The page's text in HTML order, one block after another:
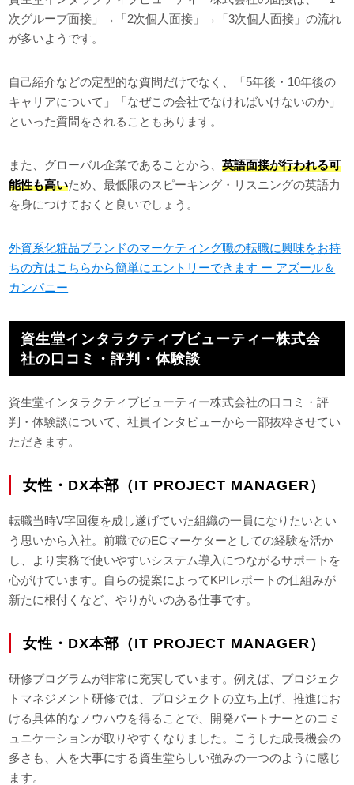
次グループ面接」→「2次個人面接」→「3次個人面接」の流れ
が多いようです。
自己紹介などの定型的な質問だけでなく、「5年後・10年後の
キャリアについて」「なぜこの会社でなければいけないのか」
といった質問をされることもあります。
また、グローバル企業であることから、英語面接が行われる可
能性も高いため、最低限のスピーキング・リスニングの英語力
を身につけておくと良いでしょう。
外資系化粧品ブランドのマーケティング職の転職に興味をお持
ちの方はこちらから簡単にエントリーできます ー アズール＆
カンパニー
資生堂インタラクティブビューティー株式会
社の口コミ・評判・体験談
資生堂インタラクティブビューティー株式会社の口コミ・評
判・体験談について、社員インタビューから一部抜粋させてい
ただきます。
女性・DX本部（IT PROJECT MANAGER）
転職当時V字回復を成し遂げていた組織の一員になりたいとい
う思いから入社。前職でのECマーケターとしての経験を活か
し、より実務で使いやすいシステム導入につながるサポートを
心がけています。自らの提案によってKPIレポートの仕組みが
新たに根付くなど、やりがいのある仕事です。
女性・DX本部（IT PROJECT MANAGER）
研修プログラムが非常に充実しています。例えば、プロジェク
トマネジメント研修では、プロジェクトの立ち上げ、推進にお
ける具体的なノウハウを得ることで、開発パートナーとのコミ
ュニケーションが取りやすくなりました。こうした成長機会の
多さも、人を大事にする資生堂らしい強みの一つのように感じ
ます。